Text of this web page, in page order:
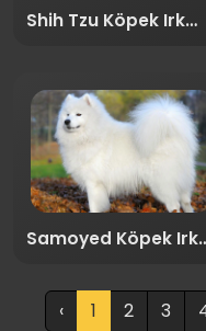
Shih Tzu Köpek Irk
Samoyed Köpek Irk
‹ 1 2 3